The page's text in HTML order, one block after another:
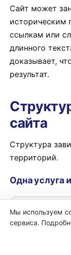
Сайт может
историческим
ссылкам или
длинного
доказывает,
результат.
сайта
Структура
территорий.
Одна услуга
/services/
└── /
Мы используем
сервиса.